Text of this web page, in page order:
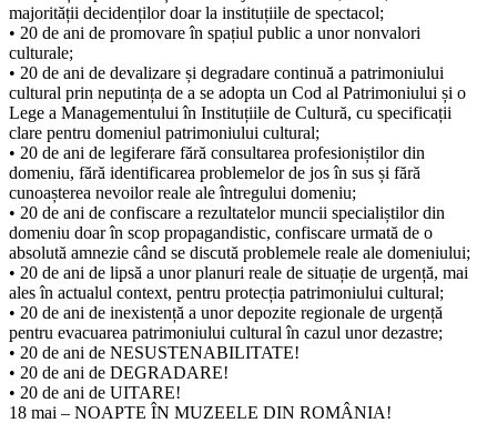
majorității decidenților doar la instituțiile de spectacol;
• 20 de ani de promovare în spațiul public a unor nonvalori
culturale;
• 20 de ani de devalizare și degradare continuă a patrimoniului
cultural prin neputința de a se adopta un Cod al Patrimoniului și o
Lege a Managementului în Instituțiile de Cultură, cu specificații
clare pentru domeniul patrimoniului cultural;
• 20 de ani de legiferare fără consultarea profesioniștilor din
domeniu, fără identificarea problemelor de jos în sus și fără
cunoașterea nevoilor reale ale întregului domeniu;
• 20 de ani de confiscare a rezultatelor muncii specialiștilor din
domeniu doar în scop propagandistic, confiscare urmată de o
absolută amnezie când se discută problemele reale ale domeniului;
• 20 de ani de lipsă a unor planuri reale de situație de urgență, mai
ales în actualul context, pentru protecția patrimoniului cultural;
• 20 de ani de inexistență a unor depozite regionale de urgență
pentru evacuarea patrimoniului cultural în cazul unor dezastre;
• 20 de ani de NESUSTENABILITATE!
• 20 de ani de DEGRADARE!
• 20 de ani de UITARE!
18 mai – NOAPTE ÎN MUZEELE DIN ROMÂNIA!